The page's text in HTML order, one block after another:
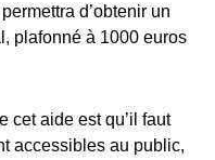
d’obtenir un
plafonné à 1000 euros
cet aide est qu’il faut
accessibles au public,